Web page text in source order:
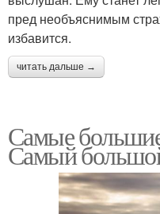
пред необъяснимым
избавится.
читать дальше →
Самые
Самый